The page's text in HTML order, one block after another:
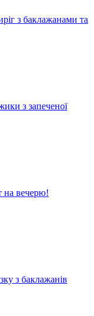
з баклажанами та
з запеченої
на вечерю!
з баклажанів